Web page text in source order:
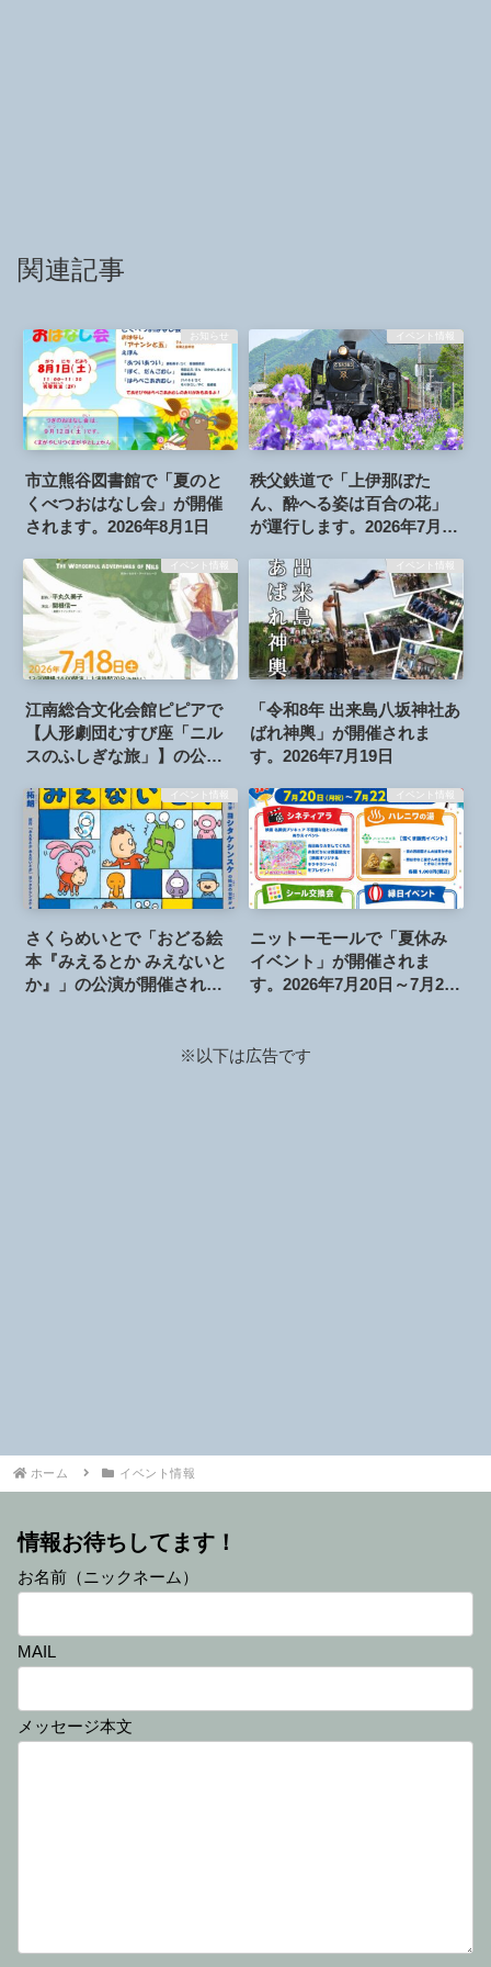
関連記事
お知らせ
市立熊谷図書館で「夏のと
くべつおはなし会」が開催
されます。2026年8月1日
イベント情報
秩父鉄道で「上伊那ぼた
ん、酔へる姿は百合の花」
が運行します。2026年7月25
イベント情報
江南総合文化会館ピピアで
【人形劇団むすび座「ニル
スのふしぎな旅」】の公演
18日
イベント情報
「令和8年 出来島八坂神社あ
ばれ神輿」が開催されま
す。2026年7月19日
イベント情報
さくらめいとで「おどる絵
本『みえるとか みえないと
か』」の公演が開催されま
イベント情報
ニットーモールで「夏休み
イベント」が開催されま
す。2026年7月20日～7月22
※以下は広告です
ホーム イベント情報
情報お待ちしてます！
お名前（ニックネーム）
MAIL
メッセージ本文